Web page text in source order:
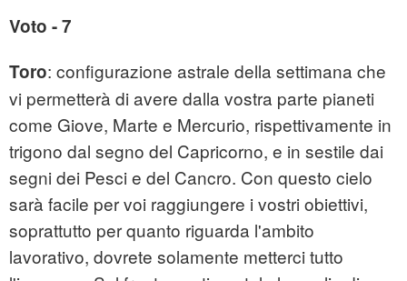
Voto - 7
Toro: configurazione astrale della settimana che
vi permetterà di avere dalla vostra parte pianeti
come Giove, Marte e Mercurio, rispettivamente in
trigono dal segno del Capricorno, e in sestile dai
segni dei Pesci e del Cancro. Con questo cielo
sarà facile per voi raggiungere i vostri obiettivi,
soprattutto per quanto riguarda l'ambito
lavorativo, dovrete solamente metterci tutto